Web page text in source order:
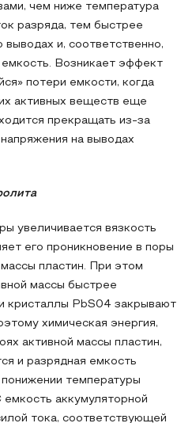
чем ниже температура
разряда, тем быстрее
выводах и, соответственно,
Возникает эффект
потери емкости, когда
активных веществ еще
прекращать из-за
на выводах
увеличивается вязкость
его проникновение в поры
пластин. При этом
массы быстрее
кристаллы PbS04 закрывают
химическая энергия,
активной массы пластин,
и разрядная емкость
температуры
аккумуляторной
тока, соответствующей